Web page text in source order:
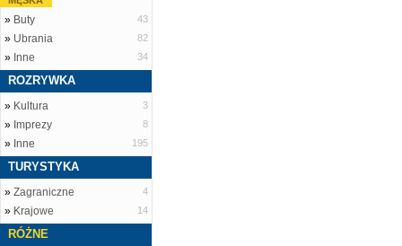
» Buty 43
» Ubrania 82
» Inne 34
ROZRYWKA
» Kultura 3
» Imprezy 8
» Inne 195
TURYSTYKA
» Zagraniczne 4
» Krajowe 14
RÓŻNE